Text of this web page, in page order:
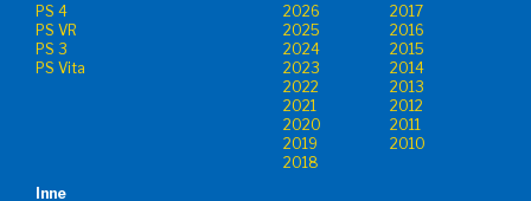
PS 4
PS VR
PS 3
PS Vita
2026
2017
2025
2016
2024
2015
2023
2014
2022
2013
2021
2012
2020
2011
2019
2010
2018
Inne